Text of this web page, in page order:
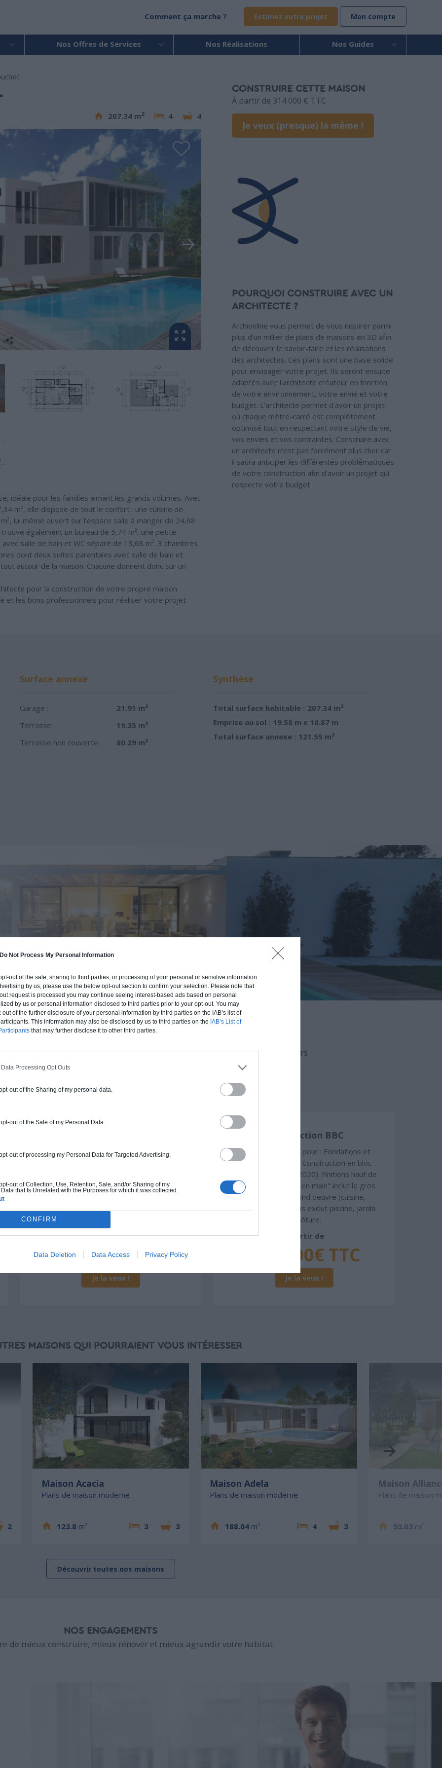
Do Not Process My Personal Information
out of the sale, sharing to third parties, or processing of your personal or sensitive information
by us, please use the below opt-out section to confirm your selection. Please note that
request is processed you may continue seeing interest-based ads based on personal
by us or personal information disclosed to third parties prior to your opt-out. You may
of the further disclosure of your personal information by third parties on the IAB’s list of
This information may also be disclosed by us to third parties on the IAB’s List of
that may further disclose it to other third parties.
Processing Opt Outs
out of the Sharing of my personal data.
out of the Sale of my Personal Data.
out of processing my Personal Data for Targeted Advertising.
out of Collection, Use, Retention, Sale, and/or Sharing of my
that Is Unrelated with the Purposes for which it was collected.
CONFIRM
Data Deletion Data Access Privacy Policy
Comment ça marche ? Estimez votre projet Mon compte
Nos Offres de Services Nos Réalisations Nos Guides
207.34 m2 4 4
idéale pour les familles aimant les grands volumes. Avec
m², elle dispose de tout le confort : une cuisine de
lui même ouvert sur l’espace salle à manger de 24,68
trouve également un bureau de 5,74 m², une petite
salle de bain et WC séparé de 13,68 m². 3 chambres
dont deux suites parentales avec salle de bain et
autour de la maison. Chacune donnent donc sur un
pour la construction de votre propre maison
et les bons professionnels pour réaliser votre projet
CONSTRUIRE CETTE MAISON
À partir de 314 000 € TTC
Je veux (presque) la même !
POURQUOI CONSTRUIRE AVEC UN
ARCHITECTE ?
Archionline vous permet de vous inspirer parmi
plus d'un millier de plans de maisons en 3D afin
de découvrir le savoir-faire et les réalisations
des architectes. Ces plans sont une base solide
pour envisager votre projet. Ils seront ensuite
adaptés avec l'architecte créateur en fonction
de votre environnement, votre envie et votre
budget. L'architecte permet d'avoir un projet
où chaque mètre-carré est complètement
optimisé tout en respectant votre style de vie,
vos envies et vos contraintes. Construire avec
un architecte n'est pas forcément plus cher car
il saura anticiper les différentes problématiques
de votre construction afin d'avoir un projet qui
respecte votre budget
Surface annexe
Garage :
21.91 m²
Terrasse :
19.35 m²
Terrasse non couverte :
80.29 m²
Synthèse
Total surface habitable : 207.34 m²
Emprise au sol : 19.58 m x 10.87 m
Total surface annexe : 121.55 m²
BUDGET ET PROCÉDÉ
type de livraison souhaité : auto-construction, clos couvert (hors d'eau, hors
d'air) ou clé en main.
Auto-construction Clos couvert
Chiffrage estimatif pour : Fondations et
gamme. Le prix "clé en main" inclut le gros
oeuvre et le second oeuvre (cuisine,
À partir de
412 000€ TTC
Je la veux !
Construction BBC
Chiffrage estimatif pour : Fondations et
normes standards. Construction en bloc
coffrant isolant (RT 2020). Finitions haut de
gamme. Le prix "clé en main" inclut le gros
oeuvre et le second oeuvre (cuisine,
peinture, sols...), mais exclut piscine, jardin
et clôture.
À partir de
477 000€ TTC
Je la veux !
MAISONS QUI POURRAIENT VOUS INTÉRESSER
2
Maison Acacia
Plans de maison moderne
123.8 m² 3 3
Maison Adela
Plans de maison moderne
188.04 m² 4 3
Maison
Plans de maison
93.03 m²
Découvrir toutes nos maisons
NOS ENGAGEMENTS
de mieux construire, mieux rénover et mieux agrandir votre habitat.